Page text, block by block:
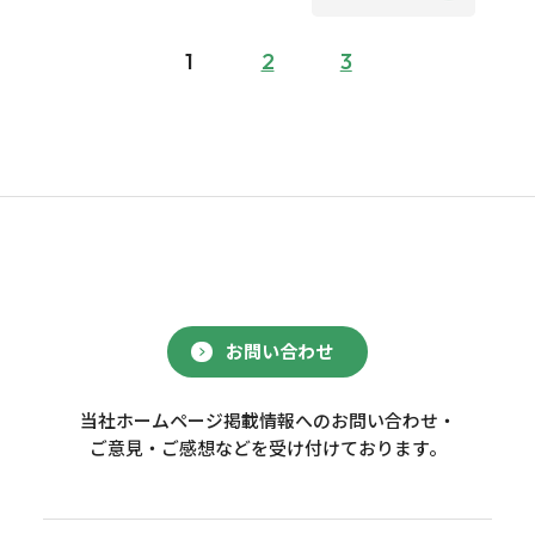
1 2 3
お問い合わせ
当社ホームページ掲載情報へのお問い合わせ・
ご意見・ご感想などを受け付けております。